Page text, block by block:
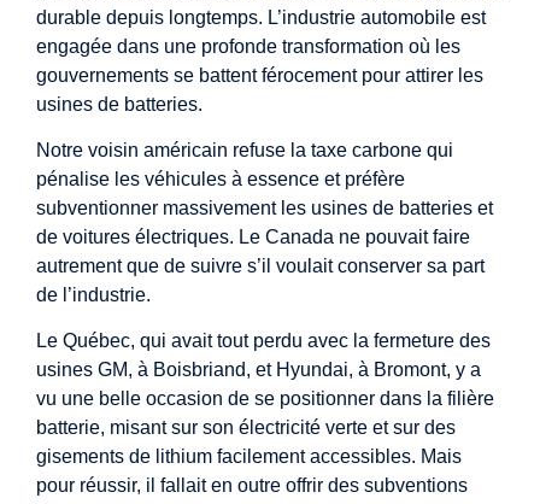
durable depuis longtemps. L’industrie automobile est
engagée dans une profonde transformation où les
gouvernements se battent férocement pour attirer les
usines de batteries.
Notre voisin américain refuse la taxe carbone qui
pénalise les véhicules à essence et préfère
subventionner massivement les usines de batteries et
de voitures électriques. Le Canada ne pouvait faire
autrement que de suivre s’il voulait conserver sa part
de l’industrie.
Le Québec, qui avait tout perdu avec la fermeture des
usines GM, à Boisbriand, et Hyundai, à Bromont, y a
vu une belle occasion de se positionner dans la filière
batterie, misant sur son électricité verte et sur des
gisements de lithium facilement accessibles. Mais
pour réussir, il fallait en outre offrir des subventions